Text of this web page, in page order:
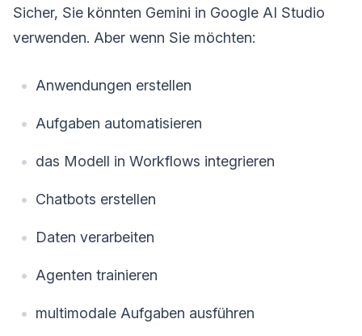
Sicher, Sie könnten Gemini in Google AI Studio
verwenden. Aber wenn Sie möchten:
Anwendungen erstellen
Aufgaben automatisieren
das Modell in Workflows integrieren
Chatbots erstellen
Daten verarbeiten
Agenten trainieren
multimodale Aufgaben ausführen